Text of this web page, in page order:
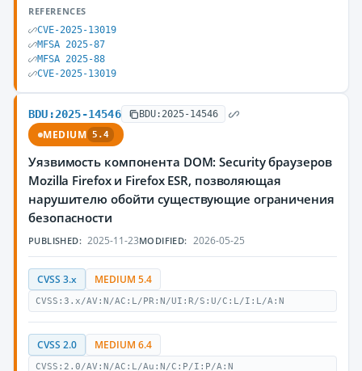
REFERENCES
CVE-2025-13019
MFSA 2025-87
MFSA 2025-88
CVE-2025-13019
BDU:2025-14546 BDU:2025-14546
MEDIUM 5.4
Уязвимость компонента DOM: Security браузеров
Mozilla Firefox и Firefox ESR, позволяющая
нарушителю обойти существующие ограничения
безопасности
PUBLISHED: 2025-11-23MODIFIED: 2026-05-25
CVSS 3.x MEDIUM 5.4
CVSS:3.x/AV:N/AC:L/PR:N/UI:R/S:U/C:L/I:L/A:N
CVSS 2.0 MEDIUM 6.4
CVSS:2.0/AV:N/AC:L/Au:N/C:P/I:P/A:N